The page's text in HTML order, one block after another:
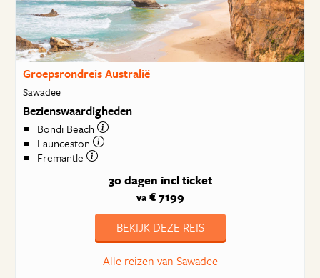
Groepsrondreis Australië
Sawadee
Bezienswaardigheden
Bondi Beach
Launceston
Fremantle
30 dagen incl ticket
va€ 7199
BEKIJK DEZE REIS
Alle reizen van Sawadee